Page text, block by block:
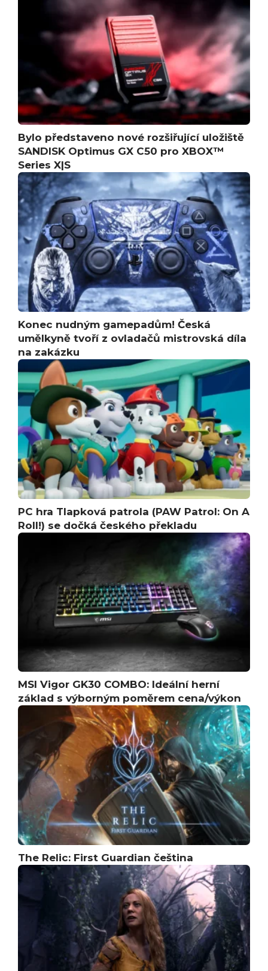
Bylo představeno nové rozšiřující uložiště
SANDISK Optimus GX C50 pro XBOX™
Series X|S
Konec nudným gamepadům! Česká
umělkyně tvoří z ovladačů mistrovská díla
na zakázku
PC hra Tlapková patrola (PAW Patrol: On A
Roll!) se dočká českého překladu
MSI Vigor GK30 COMBO: Ideální herní
základ s výborným poměrem cena/výkon
The Relic: First Guardian čeština